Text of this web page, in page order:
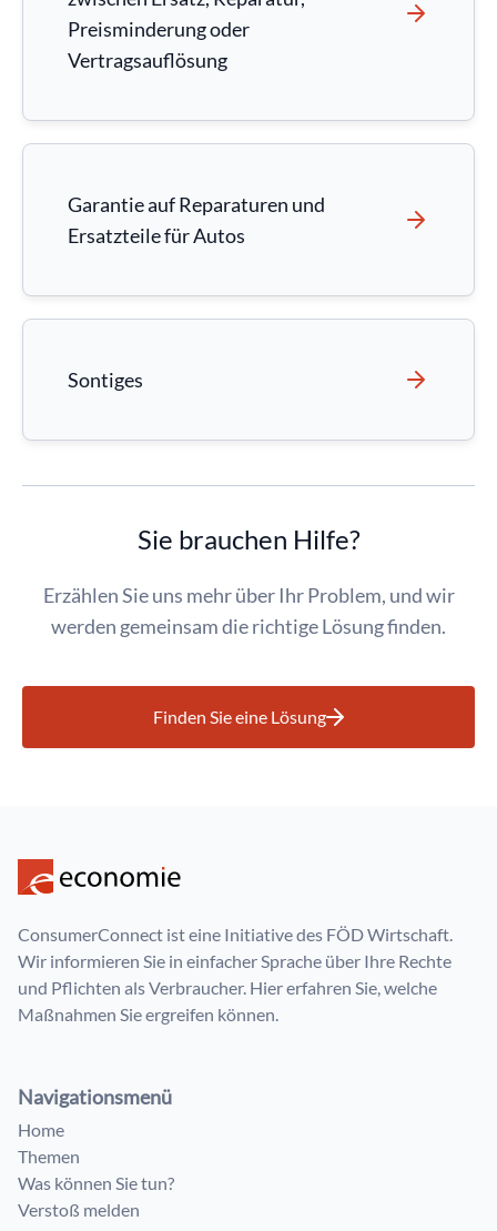
Preisminderung oder
Vertragsauflösung
Garantie auf Reparaturen und
Ersatzteile für Autos
Sontiges
Sie brauchen Hilfe?
Erzählen Sie uns mehr über Ihr Problem, und wir
werden gemeinsam die richtige Lösung finden.
Finden Sie eine Lösung
ConsumerConnect ist eine Initiative des FÖD Wirtschaft.
Wir informieren Sie in einfacher Sprache über Ihre Rechte
und Pflichten als Verbraucher. Hier erfahren Sie, welche
Maßnahmen Sie ergreifen können.
Navigationsmenü
Home
Themen
Was können Sie tun?
Verstoß melden